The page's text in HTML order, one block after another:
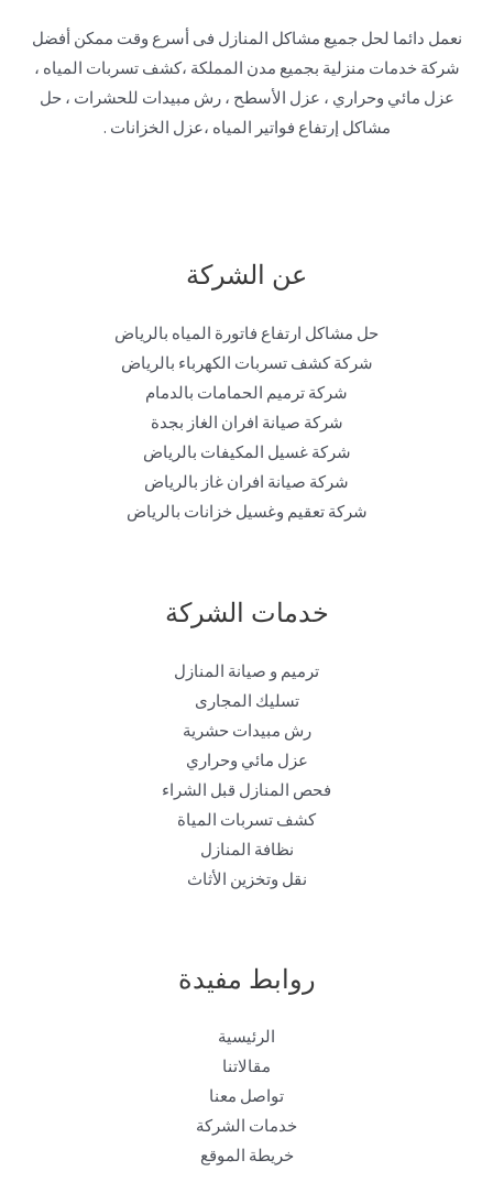
نعمل دائما لحل جميع مشاكل المنازل فى أسرع وقت ممكن أفضل
شركة خدمات منزلية بجميع مدن المملكة ،كشف تسربات المياه ،
عزل مائي وحراري ، عزل الأسطح ، رش مبيدات للحشرات ، حل
مشاكل إرتفاع فواتير المياه ،عزل الخزانات .
عن الشركة
حل مشاكل ارتفاع فاتورة المياه بالرياض
شركة كشف تسربات الكهرباء بالرياض
شركة ترميم الحمامات بالدمام
شركة صيانة افران الغاز بجدة
شركة غسيل المكيفات بالرياض
شركة صيانة افران غاز بالرياض
شركة تعقيم وغسيل خزانات بالرياض
خدمات الشركة
ترميم و صيانة المنازل
تسليك المجارى
رش مبيدات حشرية
عزل مائي وحراري
فحص المنازل قبل الشراء
كشف تسربات المياة
نظافة المنازل
نقل وتخزين الأثاث
روابط مفيدة
الرئيسية
مقالاتنا
تواصل معنا
خدمات الشركة
خريطة الموقع